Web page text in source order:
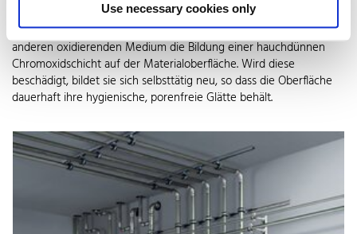
Use necessary cookies only
„Passivschicht“: Der in Edelstahl enthaltene Chromanteil bewirkt im
Zusammenwirken mit dem Sauerstoff aus der Luft oder einem
anderen oxidierenden Medium die Bildung einer hauchdünnen
Chromoxidschicht auf der Materialoberfläche. Wird diese
beschädigt, bildet sie sich selbsttätig neu, so dass die Oberfläche
dauerhaft ihre hygienische, porenfreie Glätte behält.